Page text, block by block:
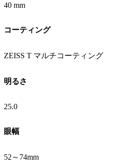
40 mm
コーティング
ZEISS T マルチコーティング
明るさ
25.0
眼幅
52～74mm